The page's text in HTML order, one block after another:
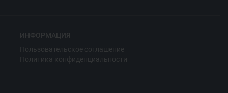
ИНФОРМАЦИЯ
Пользовательское соглашение
Политика конфиденциальности